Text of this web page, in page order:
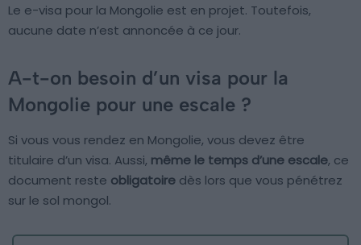
Le e-visa pour la Mongolie est en projet. Toutefois,
aucune date n’est annoncée à ce jour.
A-t-on besoin d’un visa pour la
Mongolie pour une escale ?
Si vous vous rendez en Mongolie, vous devez être
titulaire d’un visa. Aussi, même le temps d’une escale, ce
document reste obligatoire dès lors que vous pénétrez
sur le sol mongol.